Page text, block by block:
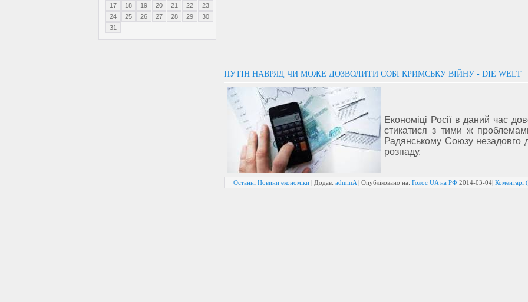
17
18 19 20 21 22
23
24
25 26 27 28 29
30
31
ПУТІН НАВРЯД ЧИ МОЖЕ ДОЗВОЛИТИ СОБІ КРИМСЬКУ ВІЙНУ - DIE WELT
Економіці Росії в даний час
стикатися з тими ж
Радянському Союзу незадовго
розпаду.
Останні Новини економіки | Додав: adminA | Опубліковано на: Голос UA на РФ 2014-03-04| Коментарі